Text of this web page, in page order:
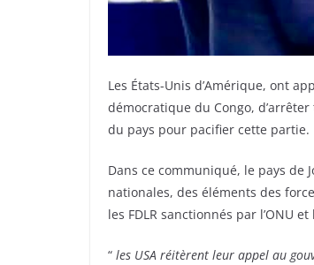
Les États-Unis d’Amérique, ont
démocratique du Congo,
du pays pour pacifier cette partie.
Dans ce communiqué, le pays de
nationales, des éléments des
les FDLR sanctionnés par l’ONU
“ les USA réitèrent leur appel au